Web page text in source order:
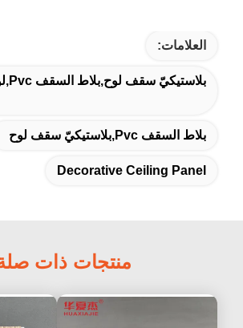
العلامات:
بلاستيكيّ سقف لوح,بلاط السقف Pvc,لوحة السقف الزخرفية
بلاط السقف Pvc,بلاستيكيّ سقف لوح
Decorative Ceiling Panel
منتجات ذات صلة